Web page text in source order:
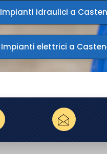
Impianti idraulici a
Impianti elettrici a